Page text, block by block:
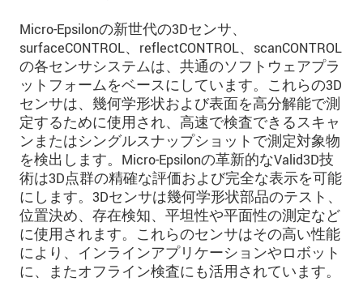
Micro-Epsilonの新世代の3Dセンサ、
surfaceCONTROL、reflectCONTROL、scanCONTROL
の各センサシステムは、共通のソフトウェアプラ
ットフォームをベースにしています。これらの3D
センサは、幾何学形状および表面を高分解能で測
定するために使用され、高速で検査できるスキャ
ンまたはシングルスナップショットで測定対象物
を検出します。Micro-Epsilonの革新的なValid3D技
術は3D点群の精確な評価および完全な表示を可能
にします。3Dセンサは幾何学形状部品のテスト、
位置決め、存在検知、平坦性や平面性の測定など
に使用されます。これらのセンサはその高い性能
により、インラインアプリケーションやロボット
に、またオフライン検査にも活用されています。